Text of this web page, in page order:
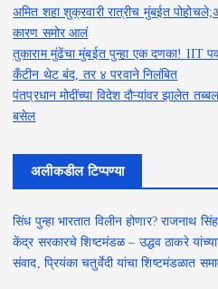
i
n
a
o
n
अमित शहा शुक्रवारी रात्रीच मुंबईत
कारण समोर आलं
तुकाराम मुंढेंचा मुंबईत पुन्हा एक दणका! IIT
कँटीन थेट बंद, तर ४ परवाने निलंबित
पंतप्रधान मोदींच्या विदेश दौऱ्यांवर झालेत
बसेल
अलीकडील टिप्पण्या
सिंध पुन्हा भारतात विलीन होणार? राजनाथ
केंद्र सरकारचे शिष्टमंडळ – उद्धव ठाकरे
संवाद, प्रियंका चतुर्वेदी यांचा शिष्टमंडळात